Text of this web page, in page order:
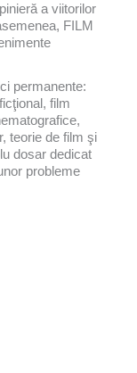
a viitorilor
FILM
permanente:
film
teorie de film şi
dosar dedicat
probleme